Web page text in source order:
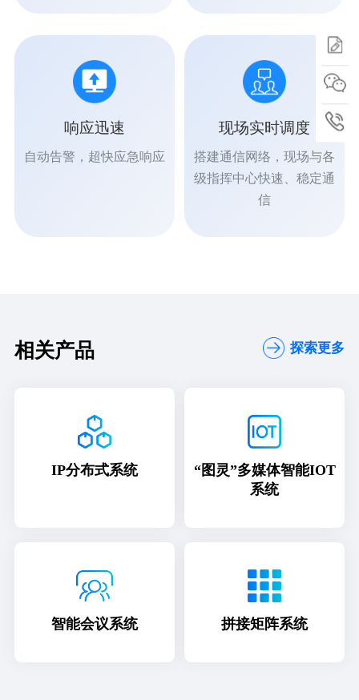
响应迅速
自动告警，超快应急响应
现场实时调度
搭建通信网络，现场与各
级指挥中心快速、稳定通
信
相关产品 探索更多
IP分布式系统
“图灵”多媒体智能IOT
系统
智能会议系统 拼接矩阵系统